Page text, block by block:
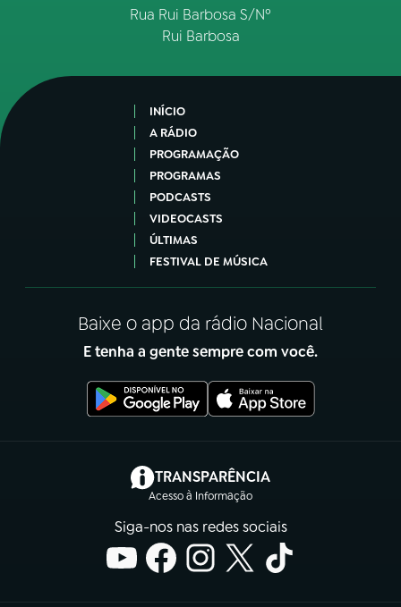
Rua Rui Barbosa S/Nº
Rui Barbosa
INÍCIO
A RÁDIO
PROGRAMAÇÃO
PROGRAMAS
PODCASTS
VIDEOCASTS
ÚLTIMAS
FESTIVAL DE MÚSICA
Baixe o app da rádio Nacional
E tenha a gente sempre com você.
TRANSPARÊNCIA
Acesso à Informação
(abre em nova aba)
Siga-nos nas redes sociais